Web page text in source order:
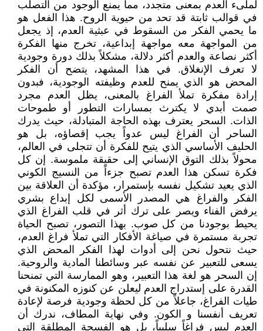
لملىء العدم بمعنى متجدد، مما يمنع الوجود من التصلب
في قوالب ثابتة قد تحد من حيوية الروح. هذا الفعل هو
ما يحمي الفكر من السقوط في عبثية العدم، إذ يجعل
من المواجهة معه مواجهة إبداعية، تخرج منها الفكرة
أكثر نصاعة والعدم أكثر دلالة، مشكلاً بذلك دورة وجودية
لا تعرف الإنغلاق. في هذا المشهد، يتضح أن الفكر
المحض هو الذي يمنح للعدم وظيفته الوجودية، فبدون
إرادة مفكرة تملأ الفراغ بالمعنى، يظل العدم مجرد
صمت أبدي لا يكترث بمسارات التطور أو طموحات
الذات. السحر يعترف بهذه الحاجة المتبادلة، حيث يدرك
الساحر أن الفراغ ليس عدواً يجب إقصاؤه، بل هو
الحليف الأساسي الذي يتيح للفكرة أن تتجلى في العالم،
محولاً بذلك التوق الإنساني إلى حقيقة ملموسة. إن كل
فكرة تسكن هذا العدم تصبح جزءاً من النسيج الكوني
الذي يعيد تشكيل نفسه بإستمرار، مؤكدة أن العلاقة بين
الفكر والفراغ هي المصدر الأسمى لكل إبداع بشري
يرفض الفناء ويصر على ترك أثر في قلب الفراغ الذي
يحيط بوجودنا من كل صوب. بهذا التصور، تصبح الحياة
تجربة مستمرة في صياغة الأفكار التي تملأ فراغ العدم،
حيث نتحول نحن إلى أدوات لهذا الفكر المحض الذي
يسعى للتعبير عن نفسه عبر وسائطنا المادية والروحية.
إن السحر هو لغة هذا التعبير، وهو الممارسة التي تمنحنا
القدرة على إستدراج العدم ليعلن عن كنوزه المكنونة في
طيات الفراغ، جاعلاً من كل لحظة وجودية فرصة لإعادة
تعريف أنفسنا و الكون. وفي نهاية المطاف، ندرك أن
العدم ليس فراغاً سلبياً، بل هو الفسحة المطلقة التي